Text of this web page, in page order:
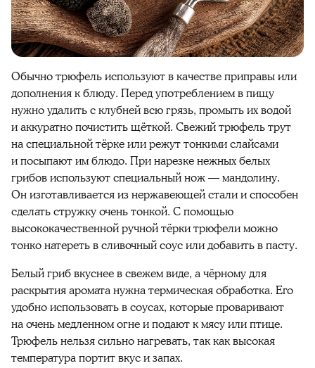
Обычно трюфель используют в качестве приправы или
дополнения к блюду. Перед употреблением в пищу
нужно удалить с клубней всю грязь, промыть их водой
и аккуратно почистить щёткой. Свежий трюфель трут
на специальной тёрке или режут тонкими слайсами
и посыпают им блюдо. При нарезке нежных белых
грибов используют специальный нож — мандолину.
Он изготавливается из нержавеющей стали и способен
сделать стружку очень тонкой. С помощью
высококачественной ручной тёрки трюфели можно
тонко натереть в сливочный соус или добавить в пасту.
Белый гриб вкуснее в свежем виде, а чёрному для
раскрытия аромата нужна термическая обработка. Его
удобно использовать в соусах, которые проваривают
на очень медленном огне и подают к мясу или птице.
Трюфель нельзя сильно нагревать, так как высокая
температура портит вкус и запах.